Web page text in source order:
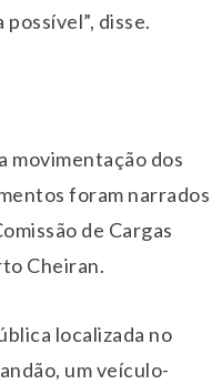
disse.
movimentação dos
foram narrados
de Cargas
Cheiran.
localizada no
um veículo-